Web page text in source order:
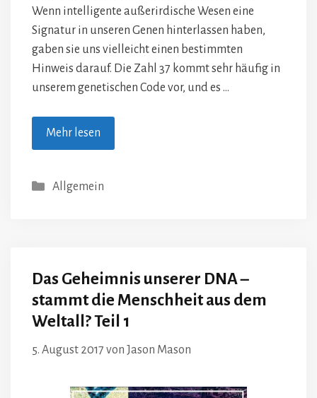
Wenn intelligente außerirdische Wesen eine
Signatur in unseren Genen hinterlassen haben,
gaben sie uns vielleicht einen bestimmten
Hinweis darauf. Die Zahl 37 kommt sehr häufig in
unserem genetischen Code vor, und es …
Mehr lesen
Kategorien
Allgemein
Das Geheimnis unserer DNA –
stammt die Menschheit aus dem
Weltall? Teil 1
5. August 2017 von Jason Mason